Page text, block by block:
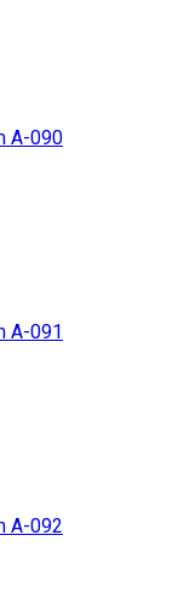
A-090
A-091
A-092